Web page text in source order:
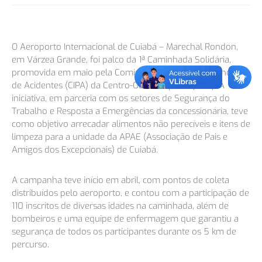
O Aeroporto Internacional de Cuiabá – Marechal Rondon,
em Várzea Grande, foi palco da 1ª Caminhada Solidária,
promovida em maio pela Comissão Interna de Prevenção
de Acidentes (CIPA) da Centro-Oeste Airports (COA). A
iniciativa, em parceria com os setores de Segurança do
Trabalho e Resposta a Emergências da concessionária, teve
como objetivo arrecadar alimentos não perecíveis e itens de
limpeza para a unidade da APAE (Associação de Pais e
Amigos dos Excepcionais) de Cuiabá.
A campanha teve início em abril, com pontos de coleta
distribuídos pelo aeroporto, e contou com a participação de
110 inscritos de diversas idades na caminhada, além de
bombeiros e uma equipe de enfermagem que garantiu a
segurança de todos os participantes durante os 5 km de
percurso.